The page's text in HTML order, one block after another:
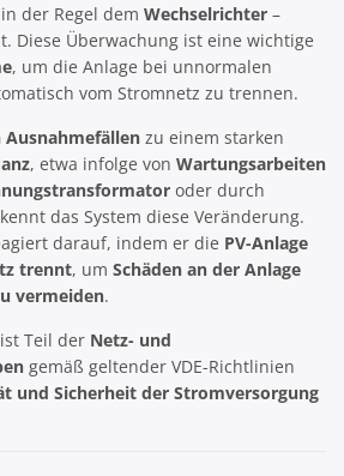
der Regel dem Wechselrichter –
Diese Überwachung ist eine wichtige
, um die Anlage bei unnormalen
vom Stromnetz zu trennen.
Ausnahmefällen zu einem starken
, etwa infolge von Wartungsarbeiten
oder durch
das System diese Veränderung.
darauf, indem er die PV-Anlage
trennt, um Schäden an der Anlage
vermeiden.
Teil der Netz- und
gemäß geltender VDE-Richtlinien
und Sicherheit der Stromversorgung